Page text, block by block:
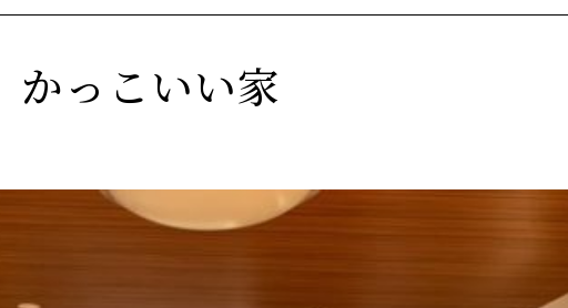
かっこいい家